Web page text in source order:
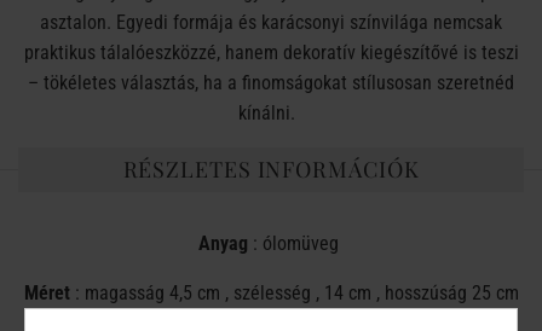
asztalon. Egyedi formája és karácsonyi színvilága nemcsak
praktikus tálalóeszközzé, hanem dekoratív kiegészítővé is teszi
– tökéletes választás, ha a finomságokat stílusosan szeretnéd
kínálni.
RÉSZLETES INFORMÁCIÓK
Anyag : ólomüveg
Méret : magasság 4,5 cm , szélesség , 14 cm , hosszúság 25 cm